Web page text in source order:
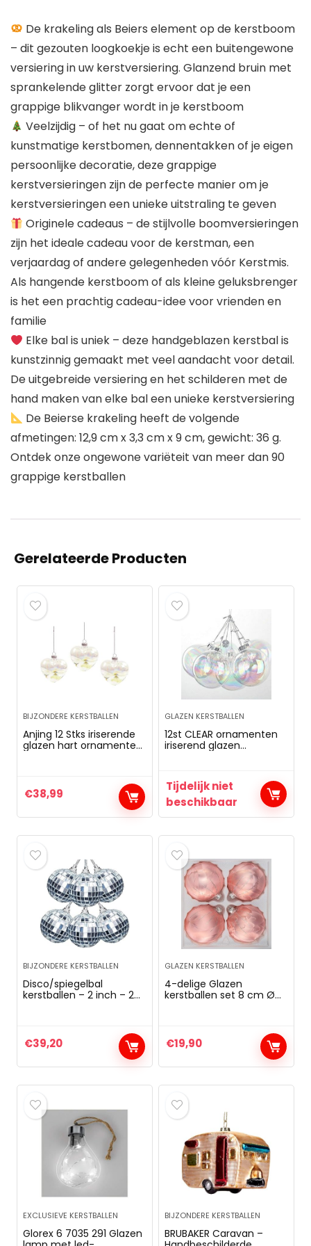
De krakeling als Beiers element op de kerstboom
– dit gezouten loogkoekje is echt een buitengewone
versiering in uw kerstversiering. Glanzend bruin met
sprankelende glitter zorgt ervoor dat je een
grappige blikvanger wordt in je kerstboom
Veelzijdig – of het nu gaat om echte of
kunstmatige kerstbomen, dennentakken of je eigen
persoonlijke decoratie, deze grappige
kerstversieringen zijn de perfecte manier om je
kerstversieringen een unieke uitstraling te geven
Originele cadeaus – de stijlvolle boomversieringen
zijn het ideale cadeau voor de kerstman, een
verjaardag of andere gelegenheden vóór Kerstmis.
Als hangende kerstboom of als kleine geluksbrenger
is het een prachtig cadeau-idee voor vrienden en
familie
Elke bal is uniek – deze handgeblazen kerstbal is
kunstzinnig gemaakt met veel aandacht voor detail.
De uitgebreide versiering en het schilderen met de
hand maken van elke bal een unieke kerstversiering
De Beierse krakeling heeft de volgende
afmetingen: 12,9 cm x 3,3 cm x 9 cm, gewicht: 36 g.
Ontdek onze ongewone variëteit van meer dan 90
grappige kerstballen
Gerelateerde Producten
BIJZONDERE KERSTBALLEN
Anjing 12 Stks iriserende
glazen hart ornamenten
€38,99
GLAZEN KERSTBALLEN
12st CLEAR ornamenten
iriserend glazen
Tijdelijk niet
beschikbaar
BIJZONDERE KERSTBALLEN
Disco/spiegelbal
kerstballen – 2 inch – 24
€39,20
GLAZEN KERSTBALLEN
4-delige Glazen
kerstballen set 8 cm Ø
kerstboomversiering 8
cm diameter
€19,90
EXCLUSIEVE KERSTBALLEN
Glorex 6 7035 291 Glazen
BIJZONDERE KERSTBALLEN
BRUBAKER Caravan –